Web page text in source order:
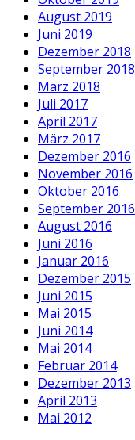
August 2019
Juni 2019
Dezember 2018
September 2018
März 2018
Juli 2017
April 2017
März 2017
Dezember 2016
November 2016
Oktober 2016
September 2016
August 2016
Juni 2016
Januar 2016
Dezember 2015
Juni 2015
Mai 2015
Juni 2014
Mai 2014
Februar 2014
Dezember 2013
April 2013
Mai 2012